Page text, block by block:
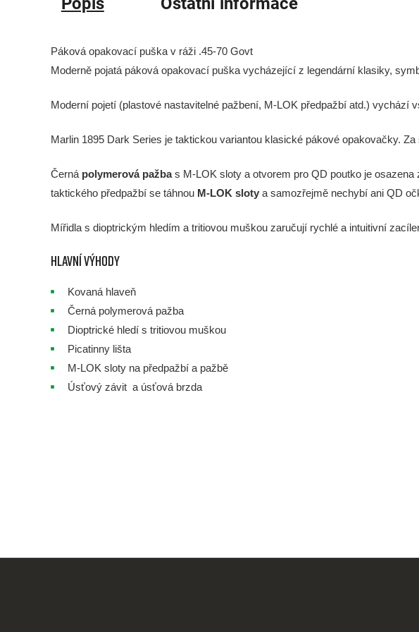
Páková opakovací puška v ráži .45-70 Govt
Moderně pojatá páková opakovací puška vycházející z legendární klasiky,
Moderní pojetí (plastové nastavitelné pažbení, M-LOK předpažbí atd.)
Marlin 1895 Dark Series je taktickou variantou klasické pákové opakovačky.
Černá polymerová pažbas M-LOK sloty a otvorem pro QD poutko je
taktického předpažbí se táhnou M-LOK sloty a samozřejmě nechybí ani QD
Mířidla s dioptrickým hledím a tritiovou muškou zaručují rychlé a intuitivní
Hlavní výhody
Kovaná hlaveň
Černá polymerová pažba
Dioptrické hledí s tritiovou muškou
Picatinny lišta
M-LOK sloty na předpažbí a pažbě
Úsťový závit a úsťová brzda